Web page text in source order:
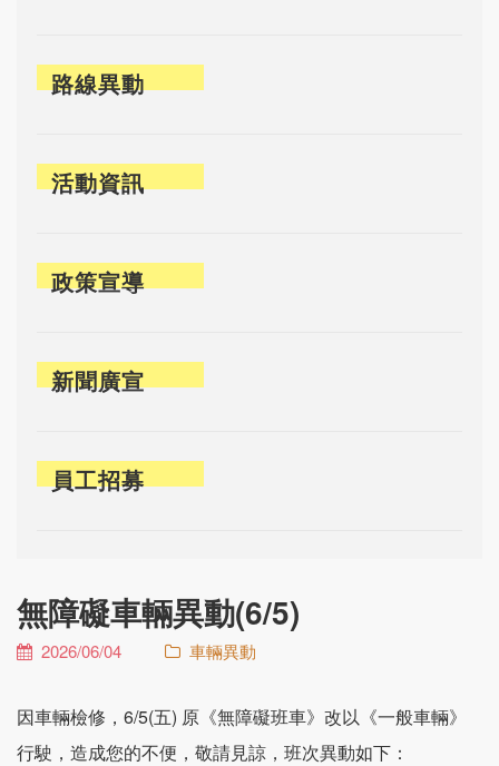
路線異動
活動資訊
政策宣導
新聞廣宣
員工招募
無障礙車輛異動(6/5)
2026/06/04 車輛異動
因車輛檢修，6/5(五) 原《無障礙班車》改以《一般車輛》
行駛，造成您的不便，敬請見諒，班次異動如下：